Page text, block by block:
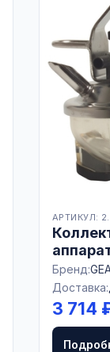
и агрегаты
товары
и гигиены
АРТИКУЛ:
Evo
Бренд:
Доставка:
3 714